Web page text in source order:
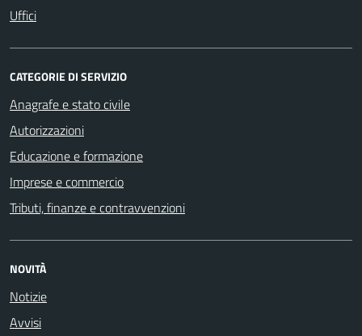
Uffici
CATEGORIE DI SERVIZIO
Anagrafe e stato civile
Autorizzazioni
Educazione e formazione
Imprese e commercio
Tributi, finanze e contravvenzioni
NOVITÀ
Notizie
Avvisi